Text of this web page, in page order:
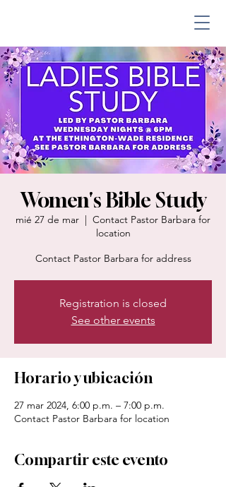
Women's Bible Study
mié 27 de mar
  |
Contact Pastor Barbara for
location
Contact Pastor Barbara for address
Registration is closed
See other events
Horario y ubicación
27 mar 2024, 6:00 p.m. – 7:00 p.m.
Contact Pastor Barbara for location
Compartir este evento